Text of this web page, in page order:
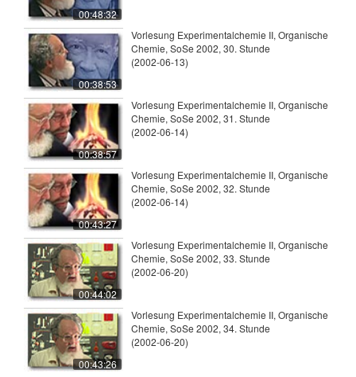
00:48:32
00:38:53
Vorlesung Experimentalchemie II, Organische
Chemie, SoSe 2002, 30. Stunde
(2002-06-13)
00:38:57
Vorlesung Experimentalchemie II, Organische
Chemie, SoSe 2002, 31. Stunde
(2002-06-14)
00:43:27
Vorlesung Experimentalchemie II, Organische
Chemie, SoSe 2002, 32. Stunde
(2002-06-14)
00:44:02
Vorlesung Experimentalchemie II, Organische
Chemie, SoSe 2002, 33. Stunde
(2002-06-20)
00:43:26
Vorlesung Experimentalchemie II, Organische
Chemie, SoSe 2002, 34. Stunde
(2002-06-20)